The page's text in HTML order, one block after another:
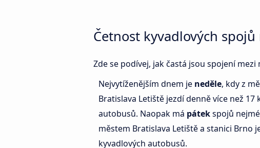
Četnost kyvadlových
Zde se podívej, jak častá jsou spojení
Nejvytíženějším dnem je neděle, kdy z
Bratislava Letiště jezdí denně více než 17
autobusů. Naopak má pátekspojů
městem Bratislava Letiště a stanici Brno
kyvadlových autobusů.